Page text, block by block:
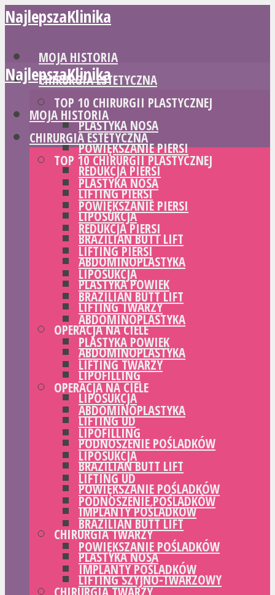
NajlepszaKlinika
MOJA HISTORIA
CHIRURGIA ESTETYCZNA
TOP 10 CHIRURGII PLASTYCZNEJ
PLASTYKA NOSA
POWIĘKSZANIE PIERSI
REDUKCJA PIERSI
LIFTING PIERSI
LIPOSUKCJA
BRAZILIAN BUTT LIFT
ABDOMINOPLASTYKA
PLASTYKA POWIEK
LIFTING TWARZY
OPERACJA NA CIELE
ABDOMINOPLASTYKA
LIPOFILLING
LIPOSUKCJA
LIFTING UD
PODNOSZENIE POŚLADKÓW
BRAZILIAN BUTT LIFT
POWIĘKSZANIE POŚLADKÓW
IMPLANTY POŚLADKÓW
CHIRURGIA TWARZY
PLASTYKA NOSA
LIFTING SZYJNO-TWARZOWY
NajlepszaKlinika
MOJA HISTORIA
CHIRURGIA ESTETYCZNA
TOP 10 CHIRURGII PLASTYCZNEJ
PLASTYKA NOSA
POWIĘKSZANIE PIERSI
REDUKCJA PIERSI
LIFTING PIERSI
LIPOSUKCJA
BRAZILIAN BUTT LIFT
ABDOMINOPLASTYKA
PLASTYKA POWIEK
LIFTING TWARZY
OPERACJA NA CIELE
ABDOMINOPLASTYKA
LIPOFILLING
LIPOSUKCJA
LIFTING UD
PODNOSZENIE POŚLADKÓW
BRAZILIAN BUTT LIFT
POWIĘKSZANIE POŚLADKÓW
IMPLANTY POŚLADKÓW